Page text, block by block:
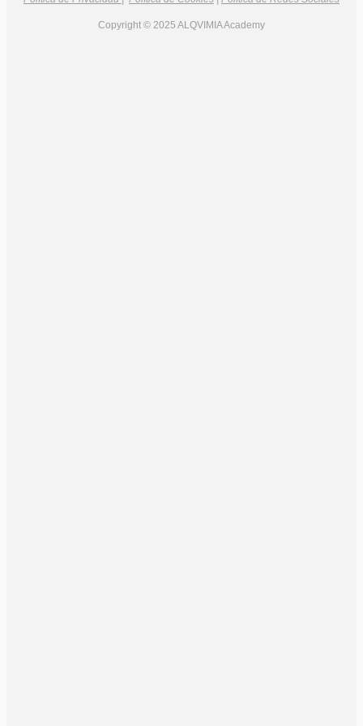
Copyright © 2025 ALQVIMIA Academy